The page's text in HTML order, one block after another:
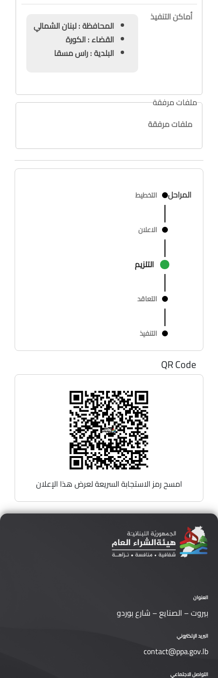
أماكن التنفيذ
المحافظة : لبنان الشمالي
القضاء : الكورة
البلدية : راس مسقا
ملفات مرفقة
ملفات مرفقة
المراحل التخطيط
الاعلان
التلزيم
التعاقد
التنفيذ
QR Code
امسح رمز الاستجابة السريعة لعرض هذا الإعلان
العنوان
بيروت – الصنايع – شارع بوردو
البريد الإلكتروني
contact@ppa.gov.lb
التواصل الاجتماعي